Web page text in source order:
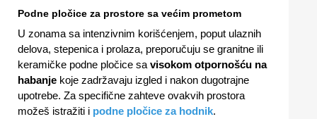
Podne pločice za prostore sa većim prometom
U zonama sa intenzivnim korišćenjem, poput ulaznih
delova, stepenica i prolaza, preporučuju se granitne ili
keramičke podne pločice sa visokom otpornošću na
habanje koje zadržavaju izgled i nakon dugotrajne
upotrebe. Za specifične zahteve ovakvih prostora
možeš istražiti i podne pločice za hodnik.